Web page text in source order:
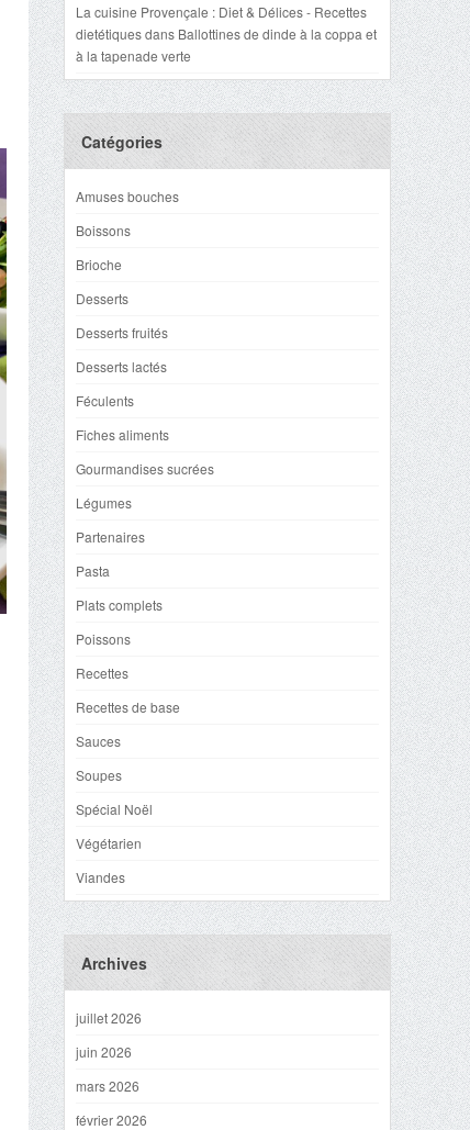
La cuisine Provençale : Diet & Délices - Recettes
dietétiquesdans Ballottines de dinde à la coppa et
à la tapenade verte
Catégories
Amuses bouches
Boissons
Brioche
Desserts
Desserts fruités
Desserts lactés
Féculents
Fiches aliments
Gourmandises sucrées
Légumes
Partenaires
Pasta
Plats complets
Poissons
Recettes
Recettes de base
Sauces
Soupes
Spécial Noël
Végétarien
Viandes
Archives
juillet 2026
juin 2026
mars 2026
février 2026